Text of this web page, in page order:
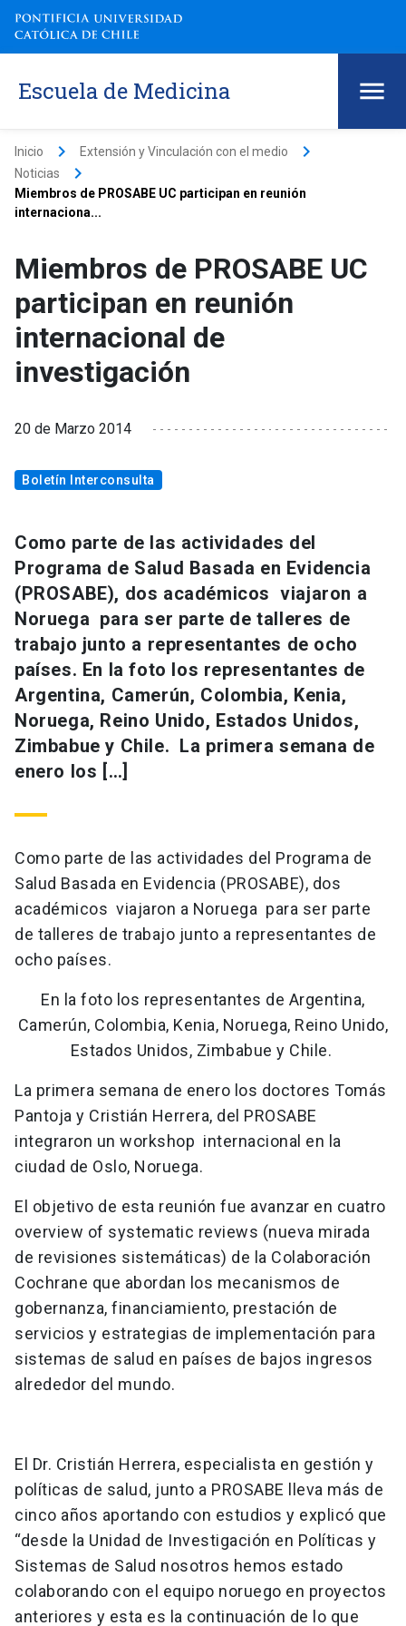
Escuela de Medicina
Inicio keyboard_arrow_right Extensión y Vinculación con el medio keyboard_arrow_right
Noticias keyboard_arrow_right
Miembros de PROSABE UC participan en reunión
internaciona...
Miembros de PROSABE UC
participan en reunión
internacional de
investigación
20 de Marzo 2014
Boletín Interconsulta
Como parte de las actividades del
Programa de Salud Basada en Evidencia
(PROSABE), dos académicos viajaron a
Noruega para ser parte de talleres de
trabajo junto a representantes de ocho
países. En la foto los representantes de
Argentina, Camerún, Colombia, Kenia,
Noruega, Reino Unido, Estados Unidos,
Zimbabue y Chile. La primera semana de
enero los […]
Como parte de las actividades del Programa de
Salud Basada en Evidencia (PROSABE), dos
académicos viajaron a Noruega para ser parte
de talleres de trabajo junto a representantes de
ocho países.
En la foto los representantes de Argentina,
Camerún, Colombia, Kenia, Noruega, Reino Unido,
Estados Unidos, Zimbabue y Chile.
La primera semana de enero los doctores Tomás
Pantoja y Cristián Herrera, del PROSABE
integraron un workshop internacional en la
ciudad de Oslo, Noruega.
El objetivo de esta reunión fue avanzar en cuatro
overview of systematic reviews (nueva mirada
de revisiones sistemáticas) de la Colaboración
Cochrane que abordan los mecanismos de
gobernanza, financiamiento, prestación de
servicios y estrategias de implementación para
sistemas de salud en países de bajos ingresos
alrededor del mundo.
El Dr. Cristián Herrera, especialista en gestión y
políticas de salud, junto a PROSABE lleva más de
cinco años aportando con estudios y explicó que
“desde la Unidad de Investigación en Políticas y
Sistemas de Salud nosotros hemos estado
colaborando con el equipo noruego en proyectos
anteriores y esta es la continuación de lo que